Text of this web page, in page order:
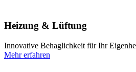
Heizung & Lüftung
Innovative Behaglichkeit für Ihr
Mehr erfahren